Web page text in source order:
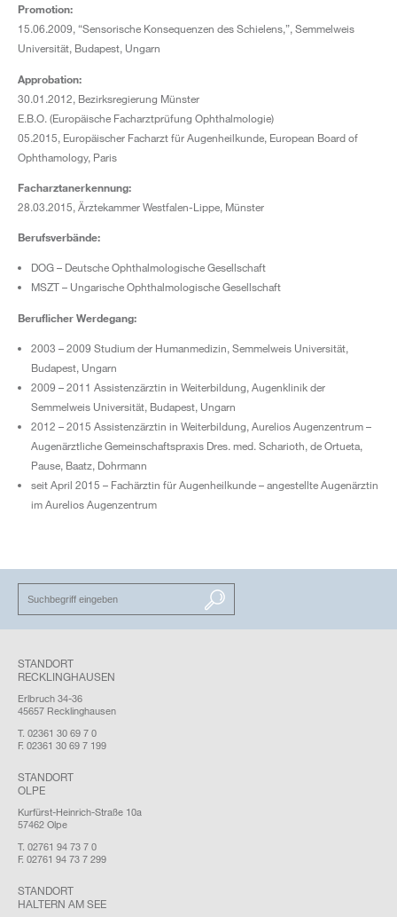
Promotion:
15.06.2009, “Sensorische Konsequenzen des Schielens,”, Semmelweis
Universität, Budapest, Ungarn
Approbation:
30.01.2012, Bezirksregierung Münster
E.B.O. (Europäische Facharztprüfung Ophthalmologie)
05.2015, Europäischer Facharzt für Augenheilkunde, European Board of
Ophthamology, Paris
Facharztanerkennung:
28.03.2015, Ärztekammer Westfalen-Lippe, Münster
Berufsverbände:
DOG – Deutsche Ophthalmologische Gesellschaft
MSZT – Ungarische Ophthalmologische Gesellschaft
Beruflicher Werdegang:
2003 – 2009 Studium der Humanmedizin, Semmelweis Universität,
Budapest, Ungarn
2009 – 2011 Assistenzärztin in Weiterbildung, Augenklinik der
Semmelweis Universität, Budapest, Ungarn
2012 – 2015 Assistenzärztin in Weiterbildung, Aurelios Augenzentrum –
Augenärztliche Gemeinschaftspraxis Dres. med. Scharioth, de Ortueta,
Pause, Baatz, Dohrmann
seit April 2015 – Fachärztin für Augenheilkunde – angestellte Augenärztin
im Aurelios Augenzentrum
SUCHEN
STANDORT
RECKLINGHAUSEN
Erlbruch 34-36
45657 Recklinghausen
T. 02361 30 69 7 0
F. 02361 30 69 7 199
STANDORT
OLPE
Kurfürst-Heinrich-Straße 10a
57462 Olpe
T. 02761 94 73 7 0
F. 02761 94 73 7 299
STANDORT
HALTERN AM SEE